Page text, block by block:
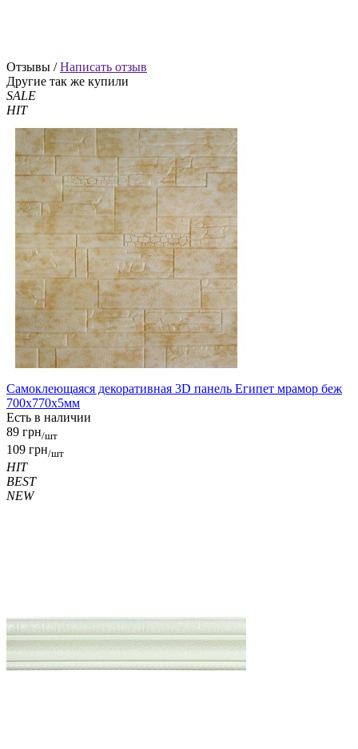
Отзывы /Написать отзыв
Другие так же купили
SALE
HIT
Самоклеющаяся декоративная 3D панель Египет мрамор беж
700x770x5мм
Есть в наличии
89 грн/шт
109 грн/шт
HIT
BEST
NEW